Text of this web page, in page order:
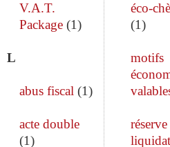
V.A.T.
Package(1)
L
abus fiscal (1)
acte double
(1)
éco-
(1)
motifs